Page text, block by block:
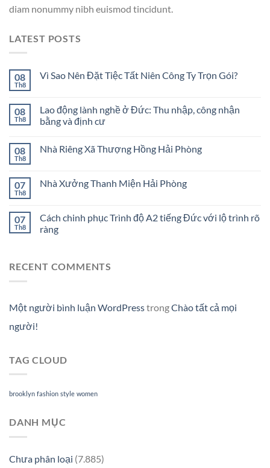
diam nonummy nibh euismod tincidunt.
LATEST POSTS
08
Th8
Vì Sao Nên Đặt Tiệc Tất Niên Công Ty Trọn Gói?
08
Th8
Lao động lành nghề ở Đức: Thu nhập, công nhận
bằng và định cư
08
Th8
Nhà Riêng Xã Thượng Hồng Hải Phòng
07
Th8
Nhà Xưởng Thanh Miện Hải Phòng
07
Th8
Cách chinh phục Trình độ A2 tiếng Đức với lộ trình rõ
ràng
RECENT COMMENTS
Một người bình luận WordPresstrongChào tất cả mọi
người!
TAG CLOUD
brooklyn fashion style women
DANH MỤC
Chưa phân loại (7.885)